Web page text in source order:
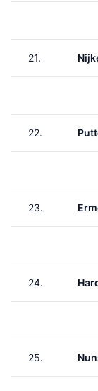
21.
22.
23.
24.
25.